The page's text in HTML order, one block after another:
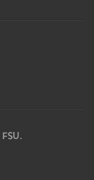
a
s
T
FSU.